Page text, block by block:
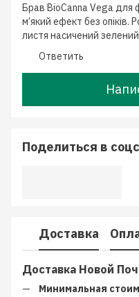
Брав BioCanna Vega
м’який ефект без опіків.
листя насичений
Ответить
Поделиться в
Доставка
Доставка Новой
Минимальная